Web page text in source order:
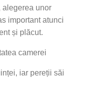
alegerea unor
important atunci
și plăcut.
camerei
iar pereții săi